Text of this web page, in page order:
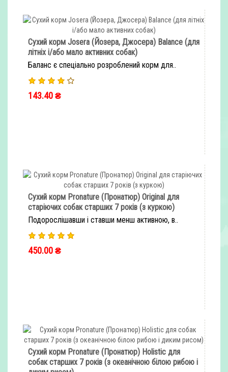
Сухий корм Josera (Йозера, Джосера) Balance (для
літніх і/або мало активних собак)
Баланс є спеціально розроблений корм для..
143.40 ₴
Сухий корм Pronature (Пронатюр) Original для
старіючих собак старших 7 років (з куркою)
Подорослішавши і ставши менш активною, в..
450.00 ₴
Сухий корм Pronature (Пронатюр) Holistic для
собак старших 7 років (з океанічною білою рибою і